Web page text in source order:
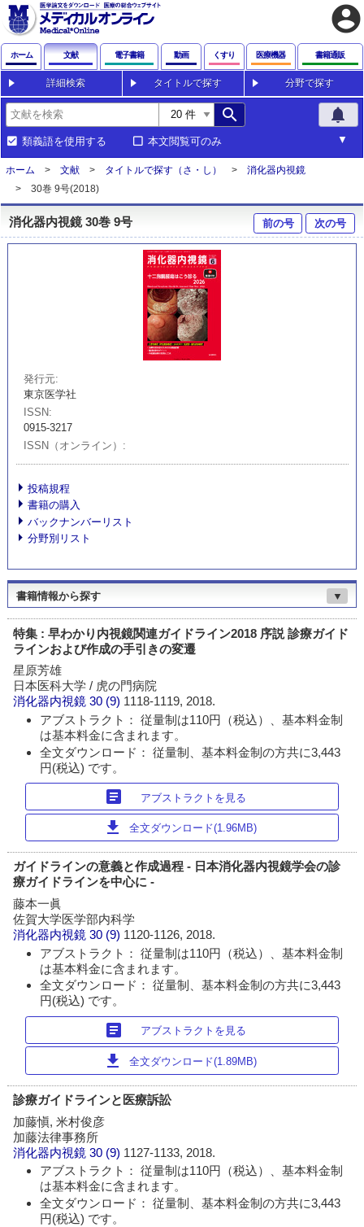
account_circle
ホーム 文献 電子書籍 動画 くすり 医療機器 書籍通販
詳細検索 タイトルで探す 分野で探す
search notifications
類義語を使用する 本文閲覧可のみ
ホーム 文献 タイトルで探す（さ・し）
消化器内視鏡
30巻 9号(2018)
消化器内視鏡 30巻 9号 前の号 次の号
発行元
東京医学社
ISSN
0915-3217
ISSN（オンライン）
投稿規程
書籍の購入
バックナンバーリスト
分野別リスト
書籍情報から探す ▼
特集 : 早わかり内視鏡関連ガイドライン2018 序説 診療ガイド
ラインおよび作成の手引きの変遷
星原芳雄
日本医科大学 / 虎の門病院
消化器内視鏡 30 (9) 1118-1119, 2018.
アブストラクト： 従量制は110円（税込）、基本料金制
は基本料金に含まれます。
全文ダウンロード： 従量制、基本料金制の方共に3,443
円(税込) です。
article アブストラクトを見る
download 全文ダウンロード(1.96MB)
ガイドラインの意義と作成過程 - 日本消化器内視鏡学会の診
療ガイドラインを中心に -
藤本一眞
佐賀大学医学部内科学
消化器内視鏡 30 (9) 1120-1126, 2018.
アブストラクト： 従量制は110円（税込）、基本料金制
は基本料金に含まれます。
全文ダウンロード： 従量制、基本料金制の方共に3,443
円(税込) です。
article アブストラクトを見る
download 全文ダウンロード(1.89MB)
診療ガイドラインと医療訴訟
加藤愼, 米村俊彦
加藤法律事務所
消化器内視鏡 30 (9) 1127-1133, 2018.
アブストラクト： 従量制は110円（税込）、基本料金制
は基本料金に含まれます。
全文ダウンロード： 従量制、基本料金制の方共に3,443
円(税込) です。